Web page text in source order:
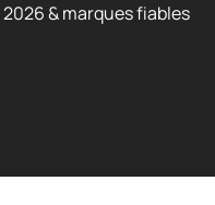
& marques fiables